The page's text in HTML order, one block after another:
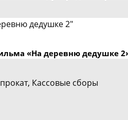
«На деревню дедушке
, Кассовые сборы